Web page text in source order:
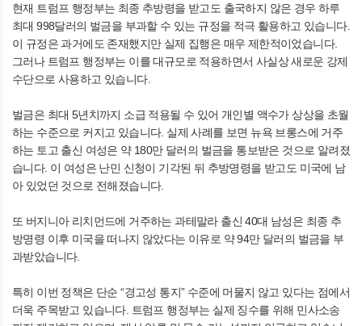
현재 트럼프 행정부는 최종 추방령을 받고도 출국하지 않은 경우 하루
최대 998달러의 벌금을 부과할 수 있는 규정을 적극 활용하고 있습니다.
이 규정은 과거에도 존재했지만 실제 집행은 매우 제한적이었습니다.
그러나 트럼프 행정부는 이를 대규모로 적용하면서 사실상 새로운 강제
수단으로 사용하고 있습니다.
벌금은 최대 5년치까지 소급 적용될 수 있어 개인별 액수가 상상을 초월
하는 수준으로 커지고 있습니다. 실제 사례를 보면 뉴욕 브롱스에 거주
하는 토고 출신 여성은 약 180만 달러의 벌금을 통보받은 것으로 알려졌
습니다. 이 여성은 난민 신청이 기각된 뒤 추방명령을 받고도 미국에 남
아 있었던 것으로 전해졌습니다.
또 버지니아 리치먼드에 거주하는 과테말라 출신 40대 남성은 최종 추
방명령 이후 미국을 떠나지 않았다는 이유로 약 94만 달러의 벌금을 부
과받았습니다.
특히 이번 정책은 단순 “경고성 통지” 수준에 머물지 않고 있다는 점에서
더욱 주목받고 있습니다. 트럼프 행정부는 실제 징수를 위해 민사소송